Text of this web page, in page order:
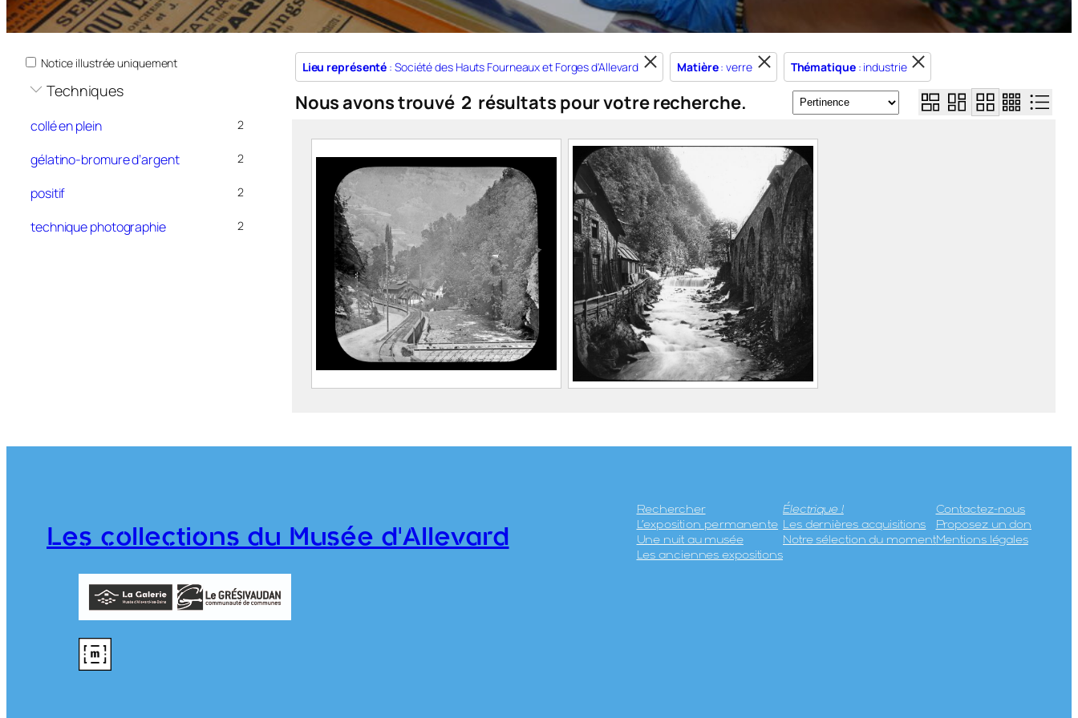
Notice illustrée uniquement
Techniques
collé en plein 2
gélatino-bromure d’argent 2
positif 2
technique photographie 2
Lieu représenté : Société des Hauts Fourneaux et Forges d'Allevard Matière: verre Thématique: industrie
Nous avons trouvé 2 résultats pour votre recherche.
Allevard, usine métallurgique
2020.0.1
Allevard, usine métallurgique
chemin de fer
Les collections du Musée d'Allevard
Rechercher
L’exposition permanente
Une nuit au musée
Les anciennes expositions
Électrique !
Les dernières acquisitions
Notre sélection du moment
Contactez-nous
Proposez un don
Mentions légales